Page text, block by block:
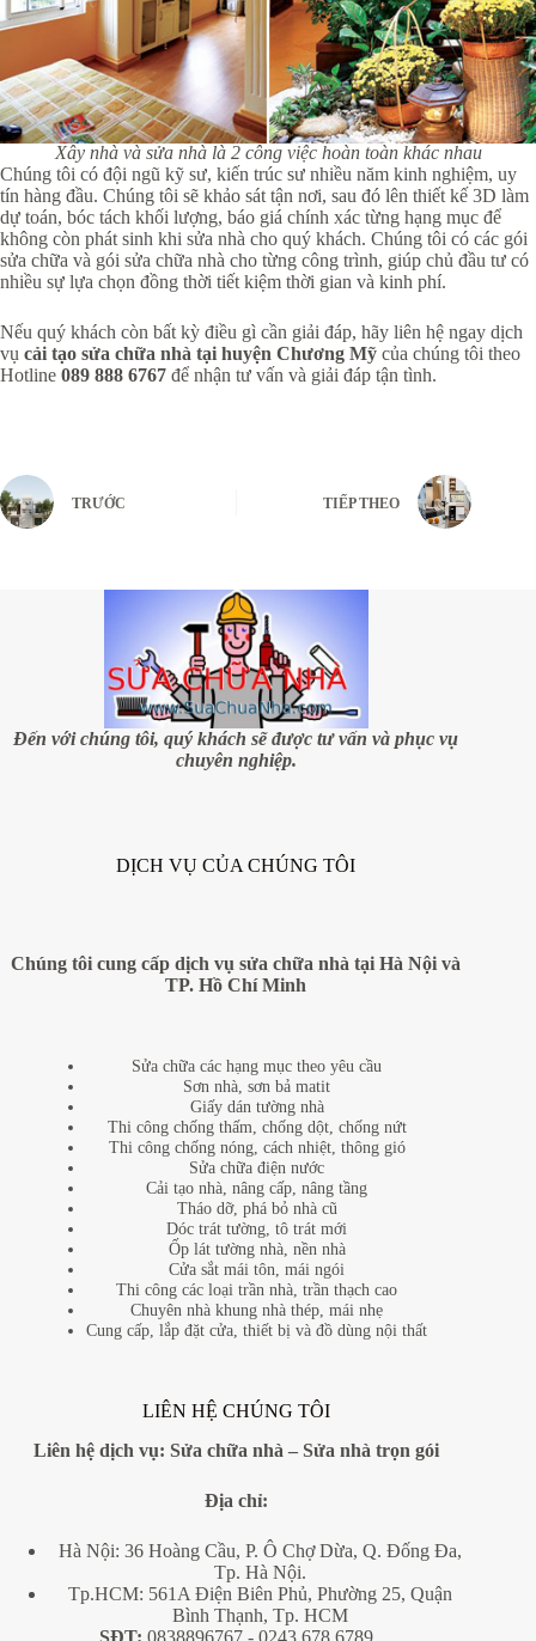
Xây nhà và sửa nhà là 2 công việc hoàn toàn khác nhau
Chúng tôi có đội ngũ kỹ sư, kiến trúc sư nhiều năm kinh nghiệm, uy
tín hàng đầu. Chúng tôi sẽ khảo sát tận nơi, sau đó lên thiết kế 3D làm
dự toán, bóc tách khối lượng, báo giá chính xác từng hạng mục để
không còn phát sinh khi sửa nhà cho quý khách. Chúng tôi có các gói
sửa chữa và gói sửa chữa nhà cho từng công trình, giúp chủ đầu tư có
nhiều sự lựa chọn đồng thời tiết kiệm thời gian và kinh phí.
Nếu quý khách còn bất kỳ điều gì cần giải đáp, hãy liên hệ ngay dịch
vụ cải tạo sửa chữa nhà tại huyện Chương Mỹ của chúng tôi theo
Hotline 089 888 6767 để nhận tư vấn và giải đáp tận tình.
TRƯỚC TIẾP THEO
Đến với chúng tôi, quý khách sẽ được tư vấn và phục vụ
chuyên nghiệp.
DỊCH VỤ CỦA CHÚNG TÔI
Chúng tôi cung cấp dịch vụ sửa chữa nhà tại Hà Nội và
TP. Hồ Chí Minh
Sửa chữa các hạng mục theo yêu cầu
Sơn nhà, sơn bả matit
Giấy dán tường nhà
Thi công chống thấm, chống dột, chống nứt
Thi công chống nóng, cách nhiệt, thông gió
Sửa chữa điện nước
Cải tạo nhà, nâng cấp, nâng tầng
Tháo dỡ, phá bỏ nhà cũ
Dóc trát tường, tô trát mới
Ốp lát tường nhà, nền nhà
Cửa sắt mái tôn, mái ngói
Thi công các loại trần nhà, trần thạch cao
Chuyên nhà khung nhà thép, mái nhẹ
Cung cấp, lắp đặt cửa, thiết bị và đồ dùng nội thất
LIÊN HỆ CHÚNG TÔI
Liên hệ dịch vụ: Sửa chữa nhà – Sửa nhà trọn gói
Địa chỉ:
Hà Nội: 36 Hoàng Cầu, P. Ô Chợ Dừa, Q. Đống Đa,
Tp. Hà Nội.
Tp.HCM: 561A Điện Biên Phủ, Phường 25, Quận
Bình Thạnh, Tp. HCM